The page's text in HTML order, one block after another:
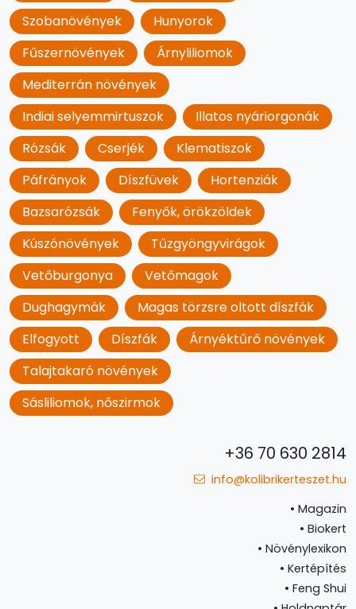
Szobanövények
Hunyorok
Fűszernövények
Árnyliliomok
Mediterrán növények
Indiai selyemmirtuszok
Illatos nyáriorgonák
Rózsák
Cserjék
Klematiszok
Páfrányok
Díszfüvek
Hortenziák
Bazsarózsák
Fenyők, örökzöldek
Kúszónövények
Tűzgyöngyvirágok
Vetőburgonya
Vetőmagok
Dughagymák
Magas törzsre oltott díszfák
Elfogyott
Díszfák
Árnyéktűrő növények
Talajtakaró növények
Sásliliomok, nőszirmok
+36 70 630 2814
info@kolibrikerteszet.hu
• Magazin
• Biokert
• Növénylexikon
• Kertépítés
• Feng Shui